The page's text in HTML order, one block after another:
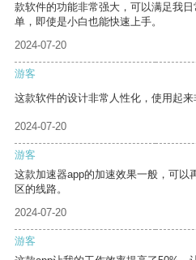
款软件的功能非常强大，可以满足我
单，即使是小白也能快速上手。
2024-07-20
游客
这款软件的设计非常人性化，使用起来
2024-07-20
游客
这款加速器app的加速效果一般，可以
区的线路。
2024-07-20
游客